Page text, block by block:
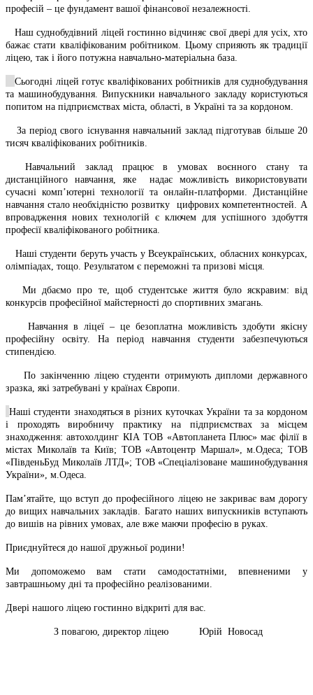
професій – це фундамент вашої фінансової незалежності.
Наш суднобудівний ліцей гостинно відчиняє свої двері для усіх, хто
бажає стати кваліфікованим робітником. Цьому сприяють як традиції
ліцею, так і його потужна навчально-матеріальна база.
Сьогодні ліцей готує кваліфікованих робітників для суднобудування
та машинобудування. Випускники навчального закладу користуються
попитом на підприємствах міста, області, в Україні та за кордоном.
За період свого існування навчальний заклад підготував більше 20
тисяч кваліфікованих робітників.
Навчальний заклад працює в умовах воєнного стану та
дистанційного навчання, яке
надає можливість використовувати
сучасні комп’ютерні технології та онлайн-платформи. Дистанційне
навчання стало необхідністю розвитку
цифрових компетентностей. А
впровадження нових технологій є ключем для успішного здобуття
професії кваліфікованого робітника.
Наші студенти беруть участь у Всеукраїнських, обласних конкурсах,
олімпіадах, тощо. Результатом є переможні та призові місця.
Ми дбаємо про те, щоб студентське життя було яскравим: від
конкурсів професійної майстерності до спортивних змагань.
Навчання в ліцеї – це безоплатна можливість здобути якісну
професійну освіту. На період навчання студенти забезпечуються
стипендією.
По закінченню ліцею студенти отримують дипломи державного
зразка, які затребувані у країнах Європи.
Наші студенти знаходяться в різних куточках України та за кордоном
і проходять виробничу практику на підприємствах за місцем
знаходження:автохолдинг КІА ТОВ «Автопланета Плюс» має філії в
містах Миколаїв та Київ; ТОВ «Автоцентр Маршал», м.Одеса; ТОВ
«ПівденьБуд Миколаїв ЛТД»; ТОВ «Спеціалізоване машинобудування
України», м.Одеса.
Пам’ятайте, що вступ до професійного ліцею не закриває вам дорогу
до вищих навчальних закладів. Багато наших випускників вступають
до вишів на рівних умовах, але вже маючи професію в руках.
Приєднуйтеся до нашої дружньої родини!
Ми допоможемо вам стати самодостатніми, впевненими у
завтрашньому дні та професійно реалізованими.
Двері нашого ліцею гостинно відкриті для вас.
З повагою, директор ліцею Юрій Новосад